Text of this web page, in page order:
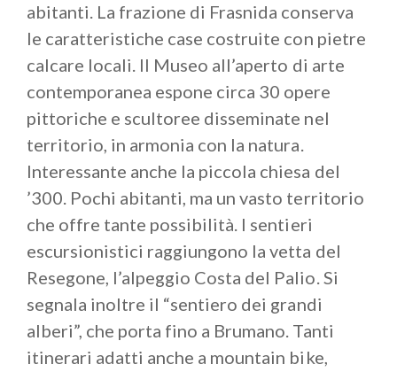
abitanti. La frazione di Frasnida conserva
le caratteristiche case costruite con pietre
calcare locali. Il Museo all’aperto di arte
contemporanea espone circa 30 opere
pittoriche e scultoree disseminate nel
territorio, in armonia con la natura.
Interessante anche la piccola chiesa del
’300. Pochi abitanti, ma un vasto territorio
che offre tante possibilità. I sentieri
escursionistici raggiungono la vetta del
Resegone, l’alpeggio Costa del Palio. Si
segnala inoltre il “sentiero dei grandi
alberi”, che porta fino a Brumano. Tanti
itinerari adatti anche a mountain bike,